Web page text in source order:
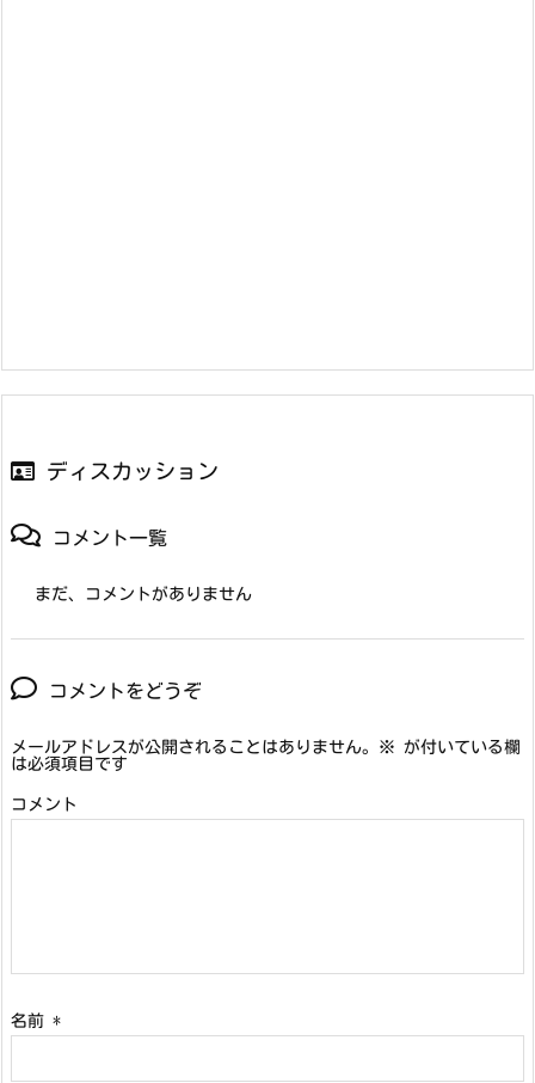
ディスカッション
コメント一覧
まだ、コメントがありません
コメントをどうぞ
メールアドレスが公開されることはありません。 ※ が付いている欄
は必須項目です
コメント
名前 *